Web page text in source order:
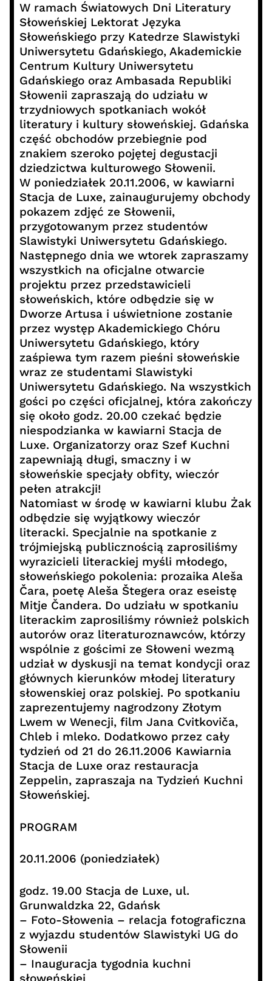
W ramach Światowych Dni Literatury
Słoweńskiej Lektorat Języka
Słoweńskiego przy Katedrze Slawistyki
Uniwersytetu Gdańskiego, Akademickie
Centrum Kultury Uniwersytetu
Gdańskiego oraz Ambasada Republiki
Słowenii zapraszają do udziału w
trzydniowych spotkaniach wokół
literatury i kultury słoweńskiej. Gdańska
część obchodów przebiegnie pod
znakiem szeroko pojętej degustacji
dziedzictwa kulturowego Słowenii.
W poniedziałek 20.11.2006, w kawiarni
Stacja de Luxe, zainaugurujemy obchody
pokazem zdjęć ze Słowenii,
przygotowanym przez studentów
Slawistyki Uniwersytetu Gdańskiego.
Następnego dnia we wtorek zapraszamy
wszystkich na oficjalne otwarcie
projektu przez przedstawicieli
słoweńskich, które odbędzie się w
Dworze Artusa i uświetnione zostanie
przez występ Akademickiego Chóru
Uniwersytetu Gdańskiego, który
zaśpiewa tym razem pieśni słoweńskie
wraz ze studentami Slawistyki
Uniwersytetu Gdańskiego. Na wszystkich
gości po części oficjalnej, która zakończy
się około godz. 20.00 czekać będzie
niespodzianka w kawiarni Stacja de
Luxe. Organizatorzy oraz Szef Kuchni
zapewniają długi, smaczny i w
słoweńskie specjały obfity, wieczór
pełen atrakcji!
Natomiast w środę w kawiarni klubu Żak
odbędzie się wyjątkowy wieczór
literacki. Specjalnie na spotkanie z
trójmiejską publicznością zaprosiliśmy
wyrazicieli literackiej myśli młodego,
słoweńskiego pokolenia: prozaika Aleša
Čara, poetę Aleša Štegera oraz eseistę
Mitje Čandera. Do udziału w spotkaniu
literackim zaprosiliśmy również polskich
autorów oraz literaturoznawców, którzy
wspólnie z gościmi ze Słoweni wezmą
udział w dyskusji na temat kondycji oraz
głównych kierunków młodej literatury
słowenskiej oraz polskiej. Po spotkaniu
zaprezentujemy nagrodzony Złotym
Lwem w Wenecji, film Jana Cvitkoviča,
Chleb i mleko. Dodatkowo przez cały
tydzień od 21 do 26.11.2006 Kawiarnia
Stacja de Luxe oraz restauracja
Zeppelin, zapraszaja na Tydzień Kuchni
Słoweńskiej.
PROGRAM
20.11.2006 (poniedziałek)
godz. 19.00 Stacja de Luxe, ul.
Grunwaldzka 22, Gdańsk
– Foto-Słowenia – relacja fotograficzna
z wyjazdu studentów Slawistyki UG do
Słowenii
– Inauguracja tygodnia kuchni